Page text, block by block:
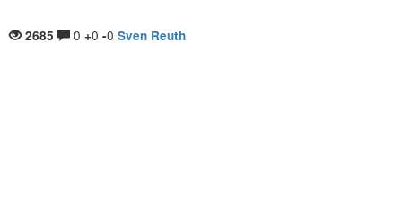
2685 0 +0 -0 Sven Reuth